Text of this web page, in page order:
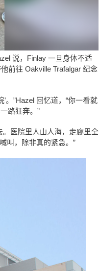
说，Finlay 一旦身体不适
前往 Oakville Trafalgar 纪念
。”Hazel 回忆道，“你一看就
路狂奔。”
医院里人山人海，走廊里全
叫，除非真的紧急。”